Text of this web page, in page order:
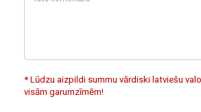
* Lūdzu aizpildi summu vārdiski latviešu
visām garumzīmēm!